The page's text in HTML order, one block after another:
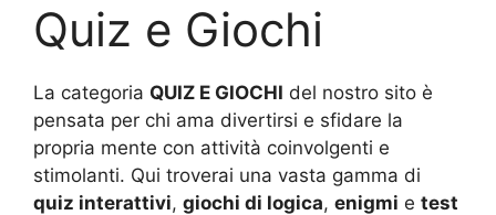
Quiz e Giochi
La categoria QUIZ E GIOCHI del nostro sito è
pensata per chi ama divertirsi e sfidare la
propria mente con attività coinvolgenti e
stimolanti. Qui troverai una vasta gamma di
quiz interattivi, giochi di logica, enigmi e test